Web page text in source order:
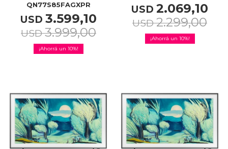
QN77S85FAGXPR
USD 3.599,10
USD 3.999,00
10
USD 2.069,10
USD 2.299,00
10
Outlet
Mis pedidos
Atención Personalizada